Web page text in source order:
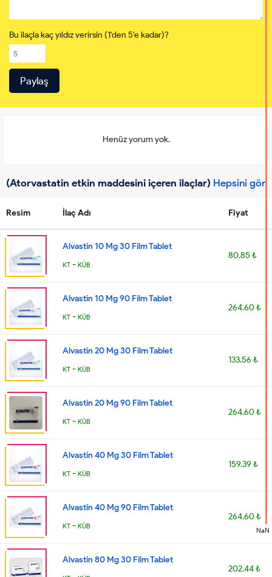
Bu ilaçla kaç yıldız verirsin (1'den 5'e kadar)?
Henüz yorum yok.
(Atorvastatin etkin maddesini içeren ilaçlar) Hepsini gör
Resim İlaç Adı Fiyat
Alvastin 10 Mg 30 Film Tablet
KT - KÜB
80.85 ₺
Alvastin 10 Mg 90 Film Tablet
KT - KÜB
264.60 ₺
Alvastin 20 Mg 30 Film Tablet
KT - KÜB
133.56 ₺
Alvastin 20 Mg 90 Film Tablet
KT - KÜB
264.60 ₺
Alvastin 40 Mg 30 Film Tablet
KT - KÜB
159.39 ₺
Alvastin 40 Mg 90 Film Tablet
KT - KÜB
264.60 ₺
Alvastin 80 Mg 30 Film Tablet
202.44 ₺
NaN